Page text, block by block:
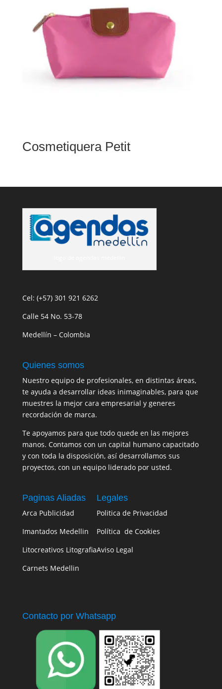
Cosmetiquera Petit
Cel: (+57) 301 921 6262
Calle 54 No. 53-78
Medellín – Colombia
Quienes somos
Nuestro equipo de profesionales, en distintas áreas,
te ayuda a desarrollar ideas inimaginables, para que
muestres la mejor cara empresarial y generes
recordación de marca.
Te apoyamos para que todo quede en las mejores
manos. Contamos con un capital humano capacitado
y con toda la disposición, así desarrollamos sus
proyectos, con un equipo liderado por usted.
Paginas Aliadas
Arca Publicidad
Imantados Medellin
Litocreativos Litografia
Carnets Medellin
Legales
Politica de Privacidad
Política de Cookies
Aviso Legal
Contacto por Whatsapp